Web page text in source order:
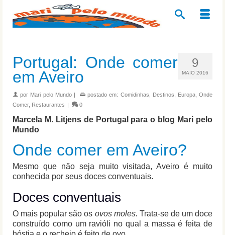
9
MAIO 2016
Portugal: Onde comer
em Aveiro
por Mari pelo Mundo | postado em: Comidinhas Destinos Europa,Onde
Comer, Restaurantes | 0
Marcela M. Litjens de Portugal para o blog Mari pelo
Mundo
Onde comer em Aveiro?
Mesmo que não seja muito visitada, Aveiro é muito
conhecida por seus doces conventuais.
Doces conventuais
O mais popular são os ovos moles. Trata-se de um doce
construído como um ravióli no qual a massa é feita de